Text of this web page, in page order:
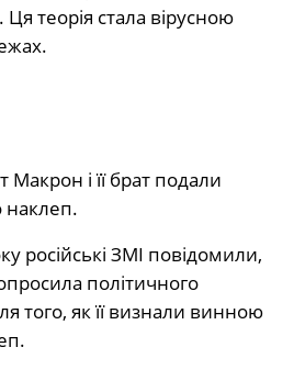
Ця теорія стала вірусною
Макрон і її брат подали
наклеп.
російські ЗМІ повідомили,
політичного
того, як її визнали винною